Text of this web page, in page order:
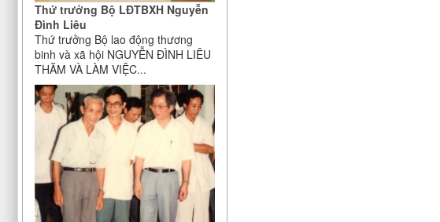
Thứ trưởng Bộ LĐTBXH Nguyễn
Đình Liêu
Thứ trưởng Bộ lao động thương
binh và xã hội NGUYỄN ĐÌNH LIÊU
THĂM VÀ LÀM VIỆC...